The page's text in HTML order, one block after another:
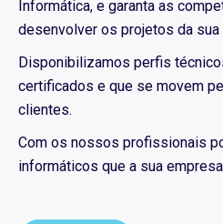
Informática, e garanta as
desenvolver os projetos da sua
Disponibilizamos perfis
certificados e que se movem
clientes.
Com os nossos profissionais
informáticos que a sua